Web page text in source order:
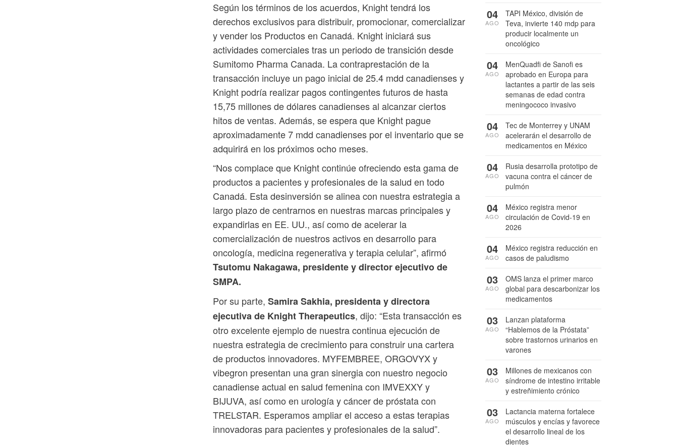
Según los términos de los acuerdos, Knight tendrá los
derechos exclusivos para distribuir, promocionar, comercializar
y vender los Productos en Canadá. Knight iniciará sus
actividades comerciales tras un periodo de transición desde
Sumitomo Pharma Canada. La contraprestación de la
transacción incluye un pago inicial de 25.4 mdd canadienses y
Knight podría realizar pagos contingentes futuros de hasta
15,75 millones de dólares canadienses al alcanzar ciertos
hitos de ventas. Además, se espera que Knight pague
aproximadamente 7 mdd canadienses por el inventario que se
adquirirá en los próximos ocho meses.
“Nos complace que Knight continúe ofreciendo esta gama de
productos a pacientes y profesionales de la salud en todo
Canadá. Esta desinversión se alinea con nuestra estrategia a
largo plazo de centrarnos en nuestras marcas principales y
expandirlas en EE. UU., así como de acelerar la
comercialización de nuestros activos en desarrollo para
oncología, medicina regenerativa y terapia celular”, afirmó
Tsutomu Nakagawa, presidente y director ejecutivo de
SMPA.
Por su parte, Samira Sakhia, presidenta y directora
ejecutiva de Knight Therapeutics, dijo: “Esta transacción es
otro excelente ejemplo de nuestra continua ejecución de
nuestra estrategia de crecimiento para construir una cartera
de productos innovadores. MYFEMBREE, ORGOVYX y
vibegron presentan una gran sinergia con nuestro negocio
canadiense actual en salud femenina con IMVEXXY y
BIJUVA, así como en urología y cáncer de próstata con
TRELSTAR. Esperamos ampliar el acceso a estas terapias
innovadoras para pacientes y profesionales de la salud”.
TAPI México, división de
Teva, invierte 140 mdp para
producir localmente un
oncológico
04
AGO
MenQuadfi de Sanofi es
aprobado en Europa para
lactantes a partir de las seis
semanas de edad contra
meningococo invasivo
04
AGO
Tec de Monterrey y UNAM
acelerarán el desarrollo de
medicamentos en México
04
AGO
Rusia desarrolla prototipo de
vacuna contra el cáncer de
pulmón
04
AGO
México registra menor
circulación de Covid-19 en
2026
04
AGO
México registra reducción en
casos de paludismo
04
AGO
OMS lanza el primer marco
global para descarbonizar los
medicamentos
03
AGO
Lanzan plataforma
“Hablemos de la Próstata”
sobre trastornos urinarios en
varones
03
AGO
Millones de mexicanos con
síndrome de intestino irritable
y estreñimiento crónico
03
AGO
Lactancia materna fortalece
músculos y encías y favorece
el desarrollo lineal de los
dientes
03
AGO